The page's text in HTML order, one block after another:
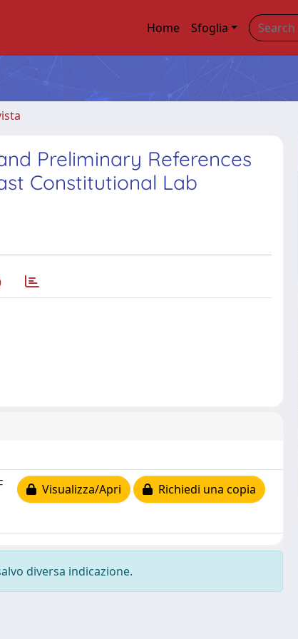
Home Sfoglia
Preliminary References
Constitutional Lab
Visualizza/Apri Richiedi una copia
diversa indicazione.